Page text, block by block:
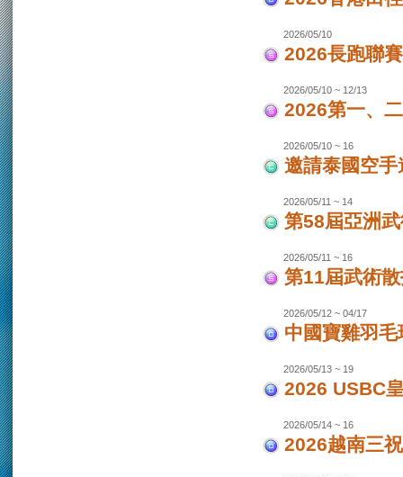
2026/05/10
2026長跑聯
2026/05/10 ~ 12/13
2026第一、
2026/05/10 ~ 16
邀請泰國空
2026/05/11 ~ 14
第58屆亞洲
2026/05/11 ~ 16
第11屆武術
2026/05/12 ~ 04/17
中國寶雞羽
2026/05/13 ~ 19
2026 USBC
2026/05/14 ~ 16
2026越南三